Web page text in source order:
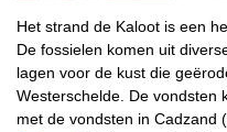
Het strand de Kaloot is een
De fossielen komen uit
lagen voor de kust die
Westerschelde. De vondsten
met de vondsten in Cadzand